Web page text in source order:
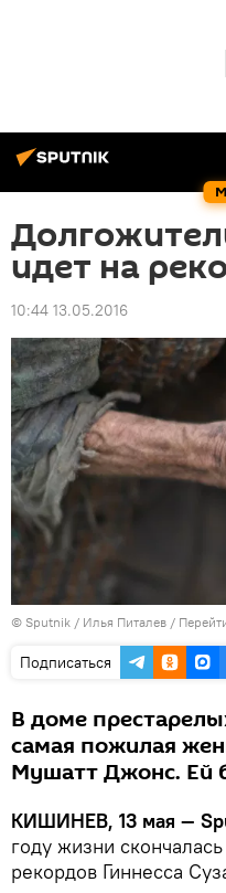
идет на
10:44 13.05.2016
© Sputnik / Илья Питалев /
Подписаться
В доме
самая пожилая
Мушатт Джонс. Ей
КИШИНЕВ, 13 мая —
году жизни
рекордов Гиннесса